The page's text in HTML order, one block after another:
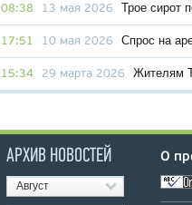
08:38 13 мая 2026 Трое сирот
17:51 10 мая 2026 Спрос на
15:34 29 марта 2026 Жителям
АРХИВ НОВОСТЕЙ
Август
О